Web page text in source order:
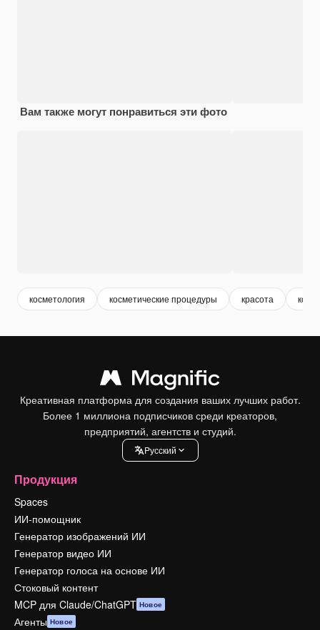
Вам также могут понравиться эти фото
косметология косметические процедуры красота
Креативная платформа для создания ваших лучших работ.
Более 1 миллиона подписчиков среди креаторов,
предприятий, агентств и студий.
Pусский
Продукция
Spaces
ИИ-помощник
Генератор изображений ИИ
Генератор видео ИИ
Генератор голоса на основе ИИ
Стоковый контент
MCP для Claude/ChatGPT Новое
Агенты Новое